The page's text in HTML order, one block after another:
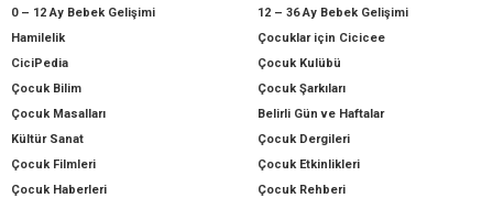
0 – 12 Ay Bebek Gelişimi
12 – 36 Ay Bebek Gelişimi
Hamilelik
Çocuklar için Cicicee
CiciPedia
Çocuk Kulübü
Çocuk Bilim
Çocuk Şarkıları
Çocuk Masalları
Belirli Gün ve Haftalar
Kültür Sanat
Çocuk Dergileri
Çocuk Filmleri
Çocuk Etkinlikleri
Çocuk Haberleri
Çocuk Rehberi